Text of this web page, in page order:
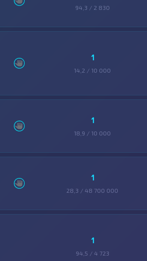
94,3 / 2 830
1
14,2 / 10 000
1
18,9 / 10 000
1
28,3 / 48 700 000
1
94,5 / 4 723